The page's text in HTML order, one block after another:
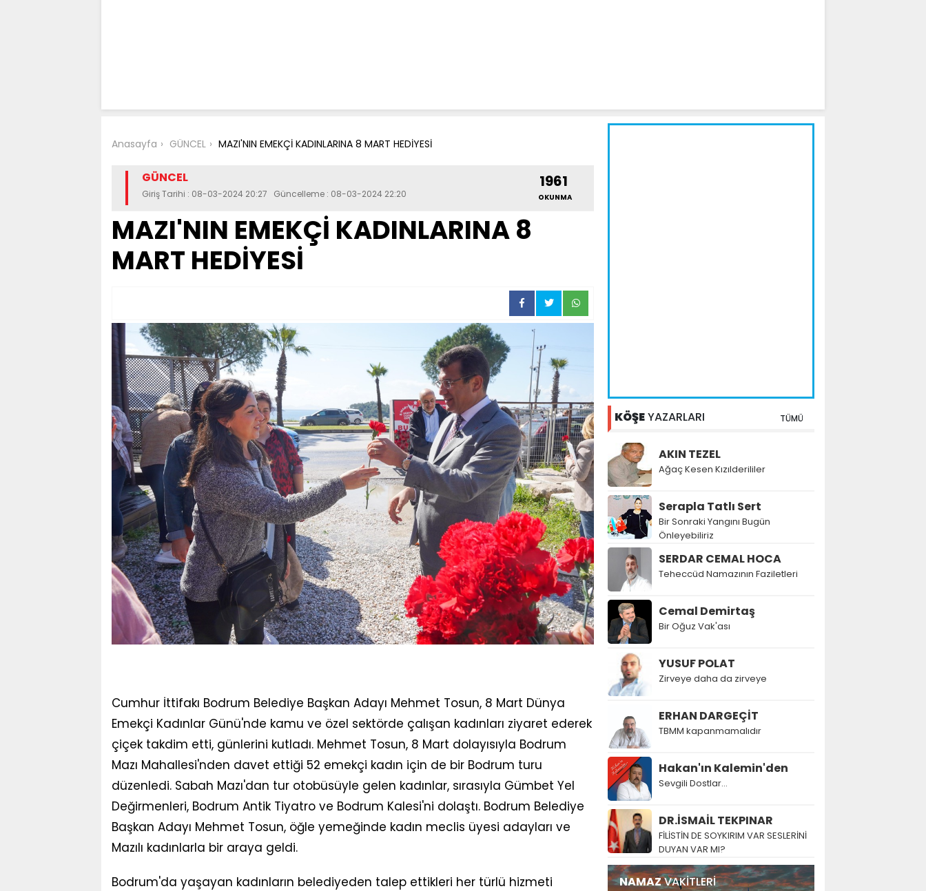
Anasayfa GÜNCEL MAZI'NIN EMEKÇİ KADINLARINA 8 MART HEDİYESİ
GÜNCEL
Giriş Tarihi : 08-03-2024 20:27 Güncelleme : 08-03-2024 22:20
1961
OKUNMA
MAZI'NIN EMEKÇİ KADINLARINA 8
MART HEDİYESİ
Cumhur İttifakı Bodrum Belediye Başkan Adayı Mehmet Tosun, 8 Mart Dünya
Emekçi Kadınlar Günü'nde kamu ve özel sektörde çalışan kadınları ziyaret ederek
çiçek takdim etti, günlerini kutladı. Mehmet Tosun, 8 Mart dolayısıyla Bodrum
Mazı Mahallesi'nden davet ettiği 52 emekçi kadın için de bir Bodrum turu
düzenledi. Sabah Mazı'dan tur otobüsüyle gelen kadınlar, sırasıyla Gümbet Yel
Değirmenleri, Bodrum Antik Tiyatro ve Bodrum Kalesi'ni dolaştı. Bodrum Belediye
Başkan Adayı Mehmet Tosun, öğle yemeğinde kadın meclis üyesi adayları ve
Mazılı kadınlarla bir araya geldi.
Bodrum'da yaşayan kadınların belediyeden talep ettikleri her türlü hizmeti
KÖŞEYAZARLARI TÜMÜ
AKIN TEZEL
Ağaç Kesen Kızılderililer
Serapla Tatlı Sert
Bir Sonraki Yangını Bugün
Önleyebiliriz
SERDAR CEMAL HOCA
Teheccüd Namazının Faziletleri
Cemal Demirtaş
Bir Oğuz Vak'ası
YUSUF POLAT
Zirveye daha da zirveye
ERHAN DARGEÇİT
TBMM kapanmamalıdır
Hakan'ın Kalemin'den
Sevgili Dostlar...
DR.İSMAİL TEKPINAR
FİLİSTİN DE SOYKIRIM VAR SESLERİNİ
DUYAN VAR MI?
NAMAZVAKİTLERİ